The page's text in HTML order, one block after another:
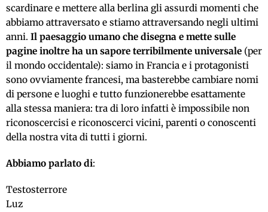
scardinare e mettere alla berlina gli assurdi momenti che
abbiamo attraversato e stiamo attraversando negli ultimi
anni. Il paesaggio umano che disegna e mette sulle
pagine inoltre ha un sapore terribilmente universale (per
il mondo occidentale): siamo in Francia e i protagonisti
sono ovviamente francesi, ma basterebbe cambiare nomi
di persone e luoghi e tutto funzionerebbe esattamente
alla stessa maniera: tra di loro infatti è impossibile non
riconoscercisi e riconoscerci vicini, parenti o conoscenti
della nostra vita di tutti i giorni.
Abbiamo parlato di:
Testosterrore
Luz